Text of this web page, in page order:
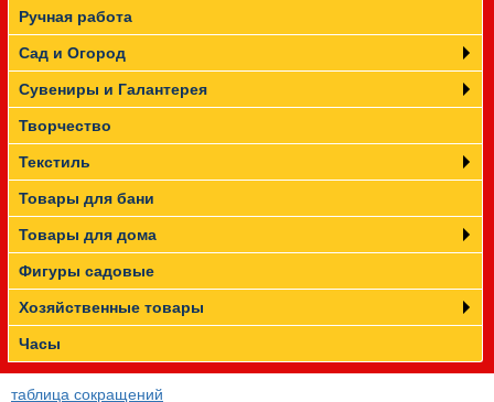
Ручная работа
Сад и Огород
Сувениры и Галантерея
Творчество
Текстиль
Товары для бани
Товары для дома
Фигуры садовые
Хозяйственные товары
Часы
таблица сокращений